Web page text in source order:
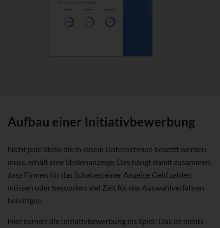
Aufbau einer Initiativbewerbung
Nicht jede Stelle die in einem Unternehmen besetzt werden
muss, erhält eine Stellenanzeige. Das hängt damit zusammen,
dass Firmen für das Schalten einer Anzeige Geld zahlen
müssen oder besonders viel Zeit für das Auswahlverfahren
benötigen.
Hier kommt die Initiativbewerbung ins Spiel! Das ist nichts